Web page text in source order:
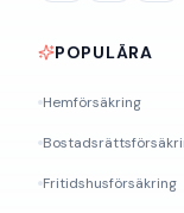
POPULÄRA
Hemförsäkring
Fritidshusförsäkring